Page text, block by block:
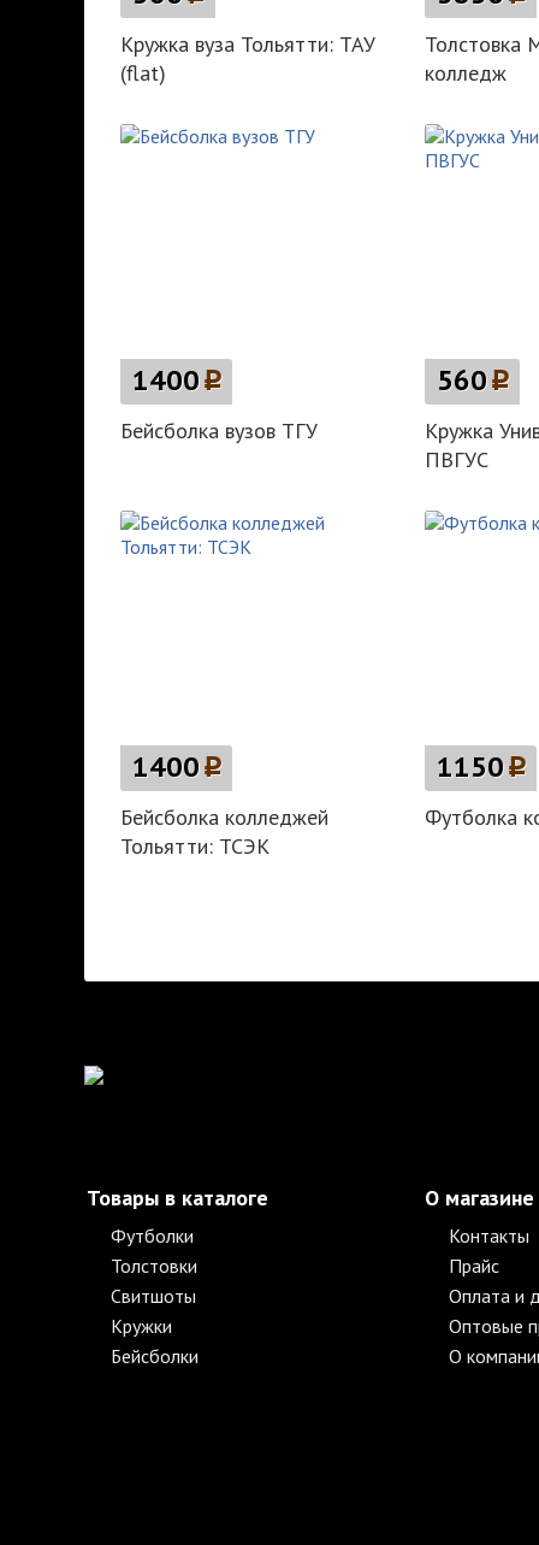
Кружка вуза Тольятти: ТАУ
(flat)
Толстовка
колледж
1400p
Бейсболка вузов ТГУ
560p
Кружка
ПВГУС
1400p
Бейсболка колледжей
Тольятти: ТСЭК
1150p
Футболка
Товары в каталоге
Футболки
Толстовки
Свитшоты
Кружки
Бейсболки
О магазине
Контакты
Прайс
Оплата и
Оптовые
О